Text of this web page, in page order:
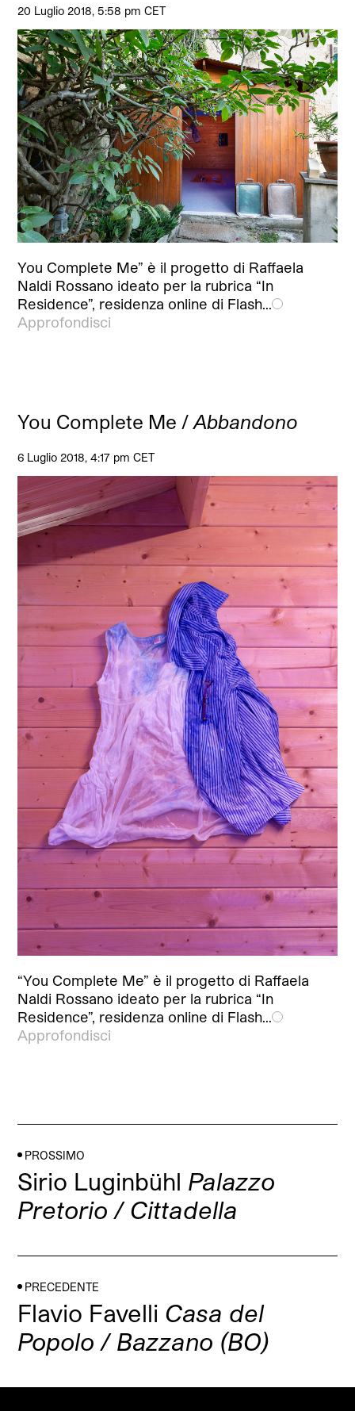
20 Luglio 2018, 5:58 pm CET
You Complete Me” è il progetto di Raffaela
Naldi Rossano ideato per la rubrica “In
Residence”, residenza online di Flash…
Approfondisci
You Complete Me /Abbandono
6 Luglio 2018, 4:17 pm CET
“You Complete Me” è il progetto di Raffaela
Naldi Rossano ideato per la rubrica “In
Residence”, residenza online di Flash…
Approfondisci
PROSSIMO
Sirio Luginbühl Palazzo
Pretorio / Cittadella
PRECEDENTE
Flavio Favelli Casa del
Popolo / Bazzano (BO)